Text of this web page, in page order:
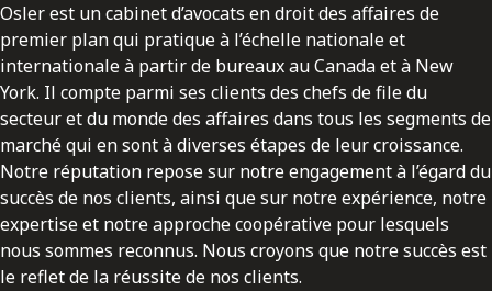
Osler est un cabinet d’avocats en droit des affaires de
premier plan qui pratique à l’échelle nationale et
internationale à partir de bureaux au Canada et à New
York. Il compte parmi ses clients des chefs de file du
secteur et du monde des affaires dans tous les segments de
marché qui en sont à diverses étapes de leur croissance.
Notre réputation repose sur notre engagement à l’égard du
succès de nos clients, ainsi que sur notre expérience, notre
expertise et notre approche coopérative pour lesquels
nous sommes reconnus. Nous croyons que notre succès est
le reflet de la réussite de nos clients.